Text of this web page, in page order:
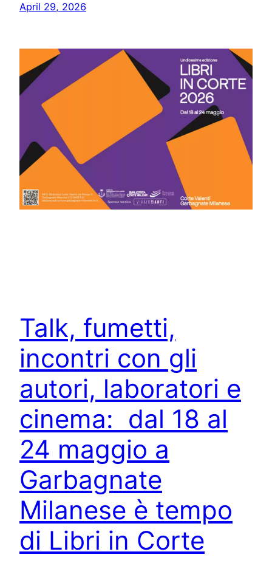
April 29, 2026
Talk, fumetti,
incontri con gli
autori, laboratori e
cinema: dal 18 al
24 maggio a
Garbagnate
Milanese è tempo
di Libri in Corte